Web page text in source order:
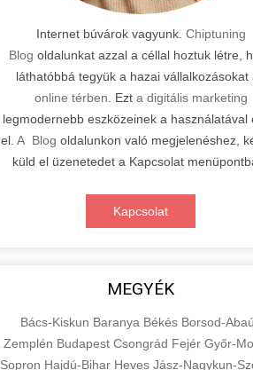
Internet búvárok vagyunk. Chiptuning
Blog oldalunkat azzal a céllal hoztuk létre,
láthatóbbá tegyük a hazai vállalkozásokat
online térben . Ezt a digitális marketing
legmodernebb eszközeinek a használatával
el. A Blog oldalunkon való megjelenéshez,
küld el üzenetedet a Kapcsolat
Kapcsolat
MEGYÉK
Bács-Kiskun Baranya Békés Borsod-
Zemplén Budapest Csongrád Fejér Győr-
Sopron Hajdú-Bihar Heves Jász-Nagykun-